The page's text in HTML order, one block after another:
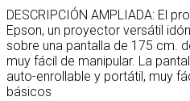
DESCRIPCIÓN AMPLIADA: El
Epson, un proyector versátil
sobre una pantalla de 175 cm.
muy fácil de manipular. La
auto-enrollable y portátil, muy
básicos